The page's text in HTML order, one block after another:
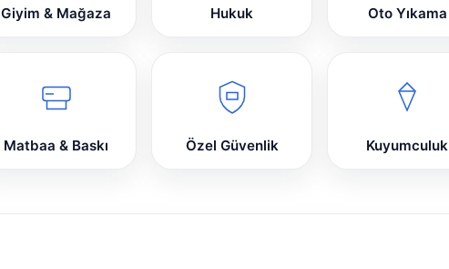
Giyim & Mağaza Hukuk Oto Yıkama
Matbaa & Baskı Özel Güvenlik Kuyumculuk